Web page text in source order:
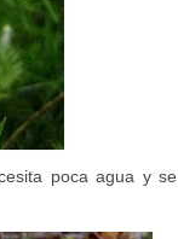
poca agua y se